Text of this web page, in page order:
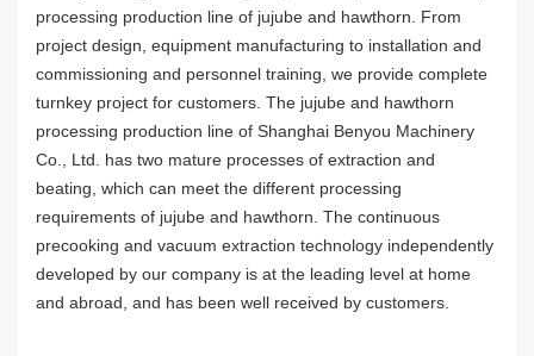
processing production line of jujube and hawthorn. From
project design, equipment manufacturing to installation and
commissioning and personnel training, we provide complete
turnkey project for customers. The jujube and hawthorn
processing production line of Shanghai Benyou Machinery
Co., Ltd. has two mature processes of extraction and
beating, which can meet the different processing
requirements of jujube and hawthorn. The continuous
precooking and vacuum extraction technology independently
developed by our company is at the leading level at home
and abroad, and has been well received by customers.